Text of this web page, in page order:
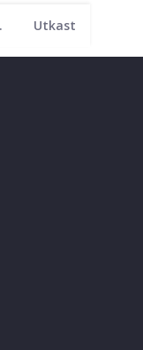
seg Utkast